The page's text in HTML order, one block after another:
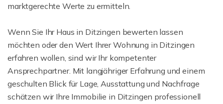
marktgerechte Werte zu ermitteln.
Wenn Sie Ihr Haus in Ditzingen bewerten lassen
möchten oder den Wert Ihrer Wohnung in Ditzingen
erfahren wollen, sind wir Ihr kompetenter
Ansprechpartner. Mit langjähriger Erfahrung und einem
geschulten Blick für Lage, Ausstattung und Nachfrage
schätzen wir Ihre Immobilie in Ditzingen professionell